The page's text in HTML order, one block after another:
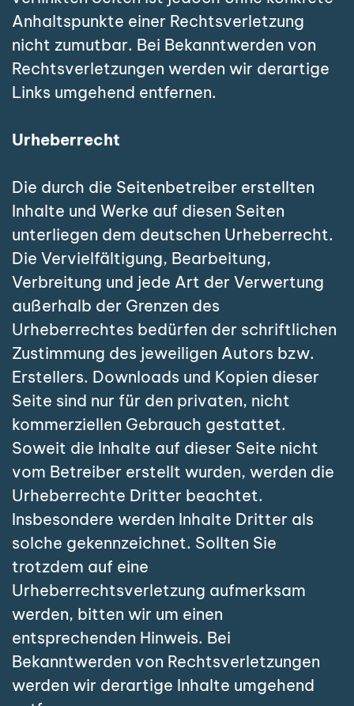
Anhaltspunkte einer Rechtsverletzung
nicht zumutbar. Bei Bekanntwerden von
Rechtsverletzungen werden wir derartige
Links umgehend entfernen.
Urheberrecht
Die durch die Seitenbetreiber erstellten
Inhalte und Werke auf diesen Seiten
unterliegen dem deutschen Urheberrecht.
Die Vervielfältigung, Bearbeitung,
Verbreitung und jede Art der Verwertung
außerhalb der Grenzen des
Urheberrechtes bedürfen der schriftlichen
Zustimmung des jeweiligen Autors bzw.
Erstellers. Downloads und Kopien dieser
Seite sind nur für den privaten, nicht
kommerziellen Gebrauch gestattet.
Soweit die Inhalte auf dieser Seite nicht
vom Betreiber erstellt wurden, werden die
Urheberrechte Dritter beachtet.
Insbesondere werden Inhalte Dritter als
solche gekennzeichnet. Sollten Sie
trotzdem auf eine
Urheberrechtsverletzung aufmerksam
werden, bitten wir um einen
entsprechenden Hinweis. Bei
Bekanntwerden von Rechtsverletzungen
werden wir derartige Inhalte umgehend